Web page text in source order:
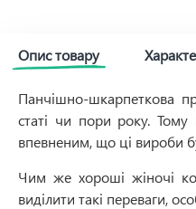
Опис товару
Панчішно-шкарпеткова
статі чи пори року. Тому
впевненим, що ці вироби
Чим же хороші жіночі
виділити такі переваги,